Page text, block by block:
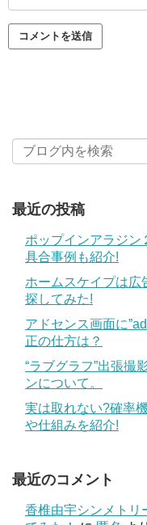
最近の投稿
ポップインアラジン
具合事例も紹介!
ホームスケイプは広
探してみた!
アドセンス画面に
正の仕方は？
“ラブグラフ”出張撮
ンについて。
実は取れない?確率
や仕組みを紹介!
最近のコメント
香椎由宇シンメトリ